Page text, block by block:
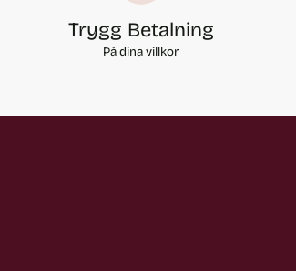
Trygg Betalning
På dina villkor